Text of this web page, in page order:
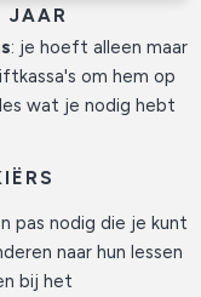
JAAR
: je hoeft alleen maar
om hem op
wat je nodig hebt
pas nodig die je kunt
naar hun lessen
bij het